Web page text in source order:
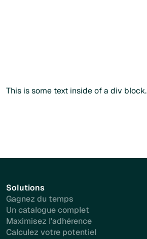
This is some text inside of a div block.
Solutions
Gagnez du temps
Un catalogue complet
Maximisez l'adhérence
Calculez votre potentiel